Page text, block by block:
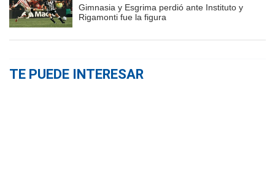
Gimnasia y Esgrima perdió ante Instituto y
Rigamonti fue la figura
TE PUEDE INTERESAR